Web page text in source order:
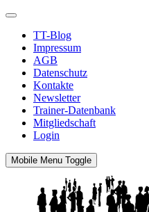
TT-Blog
Impressum
AGB
Datenschutz
Kontakte
Newsletter
Trainer-Datenbank
Mitgliedschaft
Login
Mobile Menu Toggle